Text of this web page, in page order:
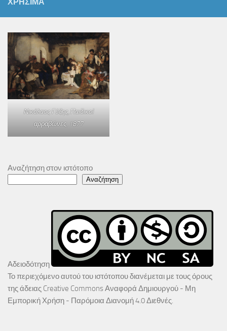
Νικόλαος Γύζης,Παιδικοί
αρραβώνες, 1877
Αναζήτηση στον ιστότοπο
Αναζήτηση
Αδειοδότηση
Το περιεχόμενο αυτού του ιστότοπου διανέμεται με τους όρους
της άδειας Creative Commons Αναφορά Δημιουργού - Μη
Εμπορική Χρήση - Παρόμοια Διανομή 4.0 Διεθνές.